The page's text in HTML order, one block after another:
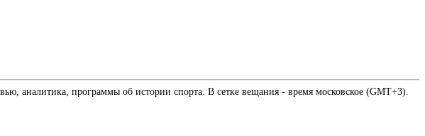
аналитика, программы об истории спорта. В сетке вещания - время московское (GMT+3).